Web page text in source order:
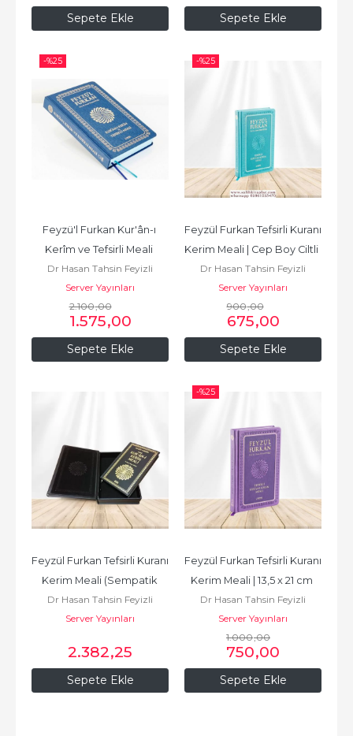
Sepete Ekle Sepete Ekle
-%25
Sepete Ekle
Feyzü'l Furkan Kur'ân-ı
Kerîm ve Tefsirli Meali
(Hafız Boy - Mushaf ve...
Dr Hasan Tahsin Feyizli
Server Yayınları
2.100,00
1.575,00
-%25
Sepete Ekle
Feyzül Furkan Tefsirli Kuranı
Kerim Meali | Cep Boy Ciltli
11 x 17 cm
Dr Hasan Tahsin Feyizli
Server Yayınları
900,00
675,00
Sepete Ekle
Feyzül Furkan Tefsirli Kuranı
Kerim Meali (Sempatik
Cep Boy) HAKİKİ DERİ...
Dr Hasan Tahsin Feyizli
Server Yayınları
2.382,25
-%25
Sepete Ekle
Feyzül Furkan Tefsirli Kuranı
Kerim Meali | 13,5 x 21 cm
boyunda
Dr Hasan Tahsin Feyizli
Server Yayınları
1.000,00
750,00